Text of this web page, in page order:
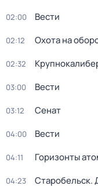
02:00 Вести
02:12 Охота на
02:32
03:00 Вести
03:12 Сенат
04:00 Вести
04:11 Горизонты
04:23 Старобельск.